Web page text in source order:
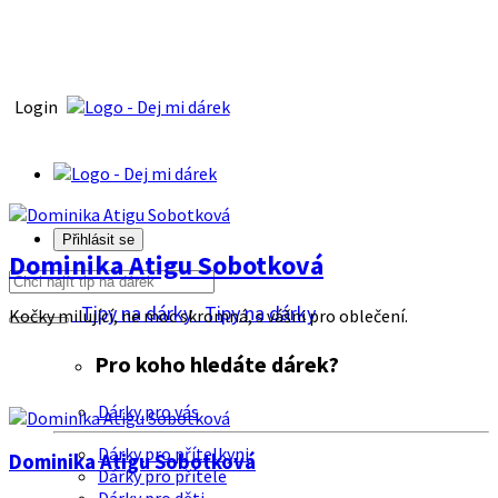
Login
Přihlásit se
Tipy na dárkyTipy na dárky
Pro koho hledáte dárek?
Dárky pro vás
Dárky pro přítelkyni
Dárky pro přítele
Dominika Atigu Sobotková
Kočky milující, ne moc skromná, s vášni pro oblečení.
Dominika Atigu Sobotková